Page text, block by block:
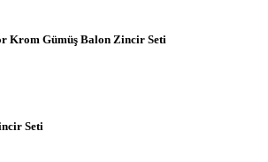
Krom Gümüş Balon Zincir Seti
Seti